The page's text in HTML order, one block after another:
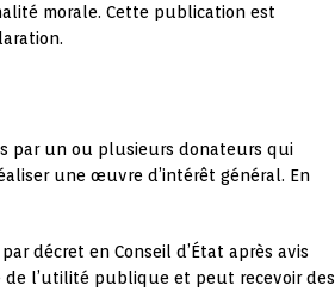
morale. Cette publication est
par un ou plusieurs donateurs qui
une œuvre d’intérêt général. En
par décret en Conseil d’État après avis
de l’utilité publique et peut recevoir des